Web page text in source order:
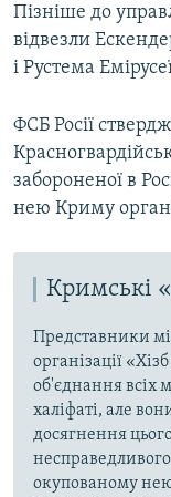
Пізніше до
відвезли
і Рустема
ФСБ Росії
забороненої в
нею Криму
Кримські
Представники
організації
об'єднання всіх
халіфаті, але
досягнення
несправедливого
окупованому